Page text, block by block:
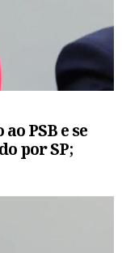
PSB e se
por SP;